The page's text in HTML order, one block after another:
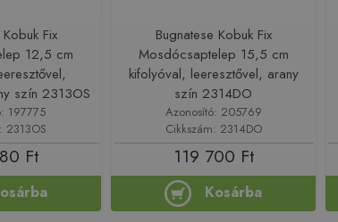
Fix
12,5 cm
szín 2313OS
197775
2313OS
Ft
Bugnatese Kobuk Fix
Mosdócsaptelep 15,5 cm
kifolyóval, leeresztővel, arany
szín 2314DO
Azonosító: 205769
Cikkszám: 2314DO
119 700 Ft
Kosárba